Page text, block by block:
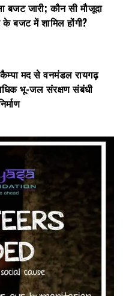
बजट जारी; कौन सी मौजूदा
बजट में शामिल होंगी?
मद से वनमंडल रायगढ़
भू-जल संरक्षण संबंधी